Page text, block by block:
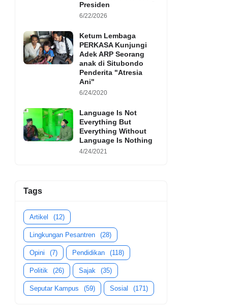
Presiden
6/22/2026
Ketum Lembaga
PERKASA Kunjungi
Adek ARP Seorang
anak di Situbondo
Penderita "Atresia
Ani"
6/24/2020
Language Is Not
Everything But
Everything Without
Language Is Nothing
4/24/2021
Tags
Artikel (12)
Lingkungan Pesantren (28)
Opini (7) Pendidikan (118)
Politik (26) Sajak (35)
Seputar Kampus (59) Sosial (171)